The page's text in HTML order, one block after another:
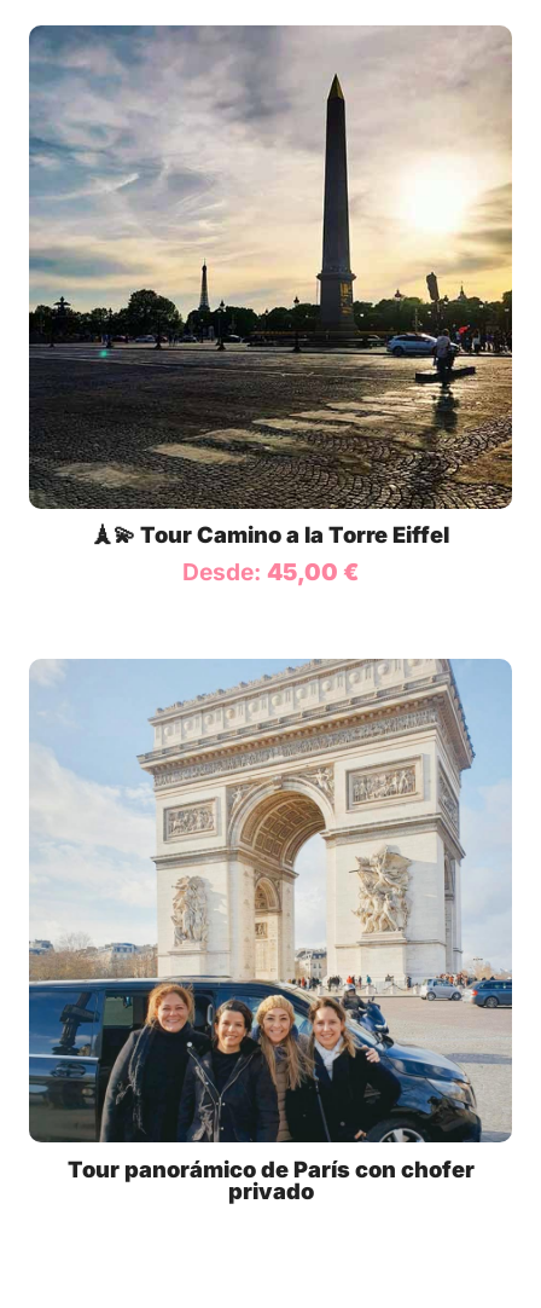
🗼💫 Tour Camino a la Torre Eiffel
Desde: 45,00 €
Tour panorámico de París con chofer
privado